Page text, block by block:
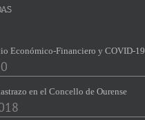
Económico-Financiero y COVID-19.
en el Concello de Ourense